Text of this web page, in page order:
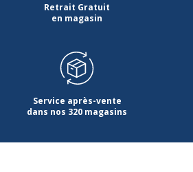
Retrait Gratuit
en magasin
Service après-vente
dans nos 320 magasins